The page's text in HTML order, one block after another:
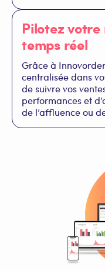
Pilotez
temps réel
Grâce à
centralisée dans
de suivre vos
performances et
de l’affluence ou